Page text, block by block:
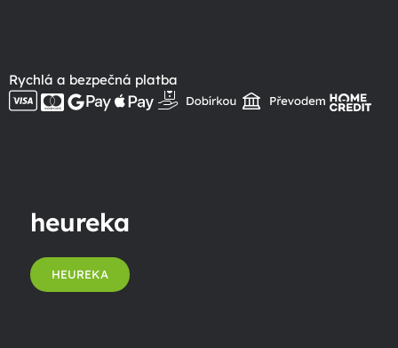
Rychlá a bezpečná platba
heureka
HEUREKA